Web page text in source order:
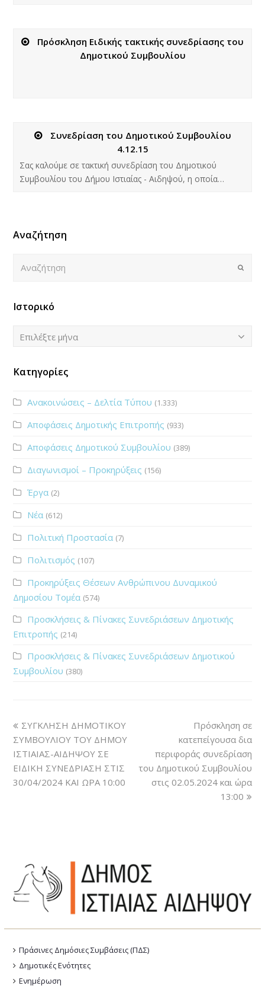
Πρόσκληση Ειδικής τακτικής συνεδρίασης του
Δημοτικού Συμβουλίου
Συνεδρίαση του Δημοτικού Συμβουλίου
4.12.15
Σας καλούμε σε τακτική συνεδρίαση του Δημοτικού
Συμβουλίου του Δήμου Ιστιαίας - Αιδηψού, η οποία…
Αναζήτηση
Submit
Ιστορικό
Ιστορικό
Επιλέξτε μήνα
Κατηγορίες
Ανακοινώσεις – Δελτία Τύπου (1.333)
Αποφάσεις Δημοτικής Επιτροπής (933)
Αποφάσεις Δημοτικού Συμβουλίου (389)
Διαγωνισμοί – Προκηρύξεις (156)
Έργα (2)
Νέα (612)
Πολιτική Προστασία (7)
Πολιτισμός (107)
Προκηρύξεις Θέσεων Ανθρώπινου Δυναμικού
Δημοσίου Τομέα (574)
Προσκλήσεις & Πίνακες Συνεδριάσεων Δημοτικής
Επιτροπής (214)
Προσκλήσεις & Πίνακες Συνεδριάσεων Δημοτικού
Συμβουλίου (380)
ΣΥΓΚΛΗΣΗ ΔΗΜΟΤΙΚΟΥ
ΣΥΜΒΟΥΛΙΟΥ ΤΟΥ ΔΗΜΟΥ
ΙΣΤΙΑΙΑΣ-ΑΙΔΗΨΟΥ ΣΕ
ΕΙΔΙΚΗ ΣΥΝΕΔΡΙΑΣΗ ΣΤΙΣ
30/04/2024 ΚΑΙ ΩΡΑ 10:00
Πρόσκληση σε
κατεπείγουσα δια
περιφοράς συνεδρίαση
του Δημοτικού Συμβουλίου
στις 02.05.2024 και ώρα
13:00
Πράσινες Δημόσιες Συμβάσεις (ΠΔΣ)
Δημοτικές Ενότητες
Ενημέρωση